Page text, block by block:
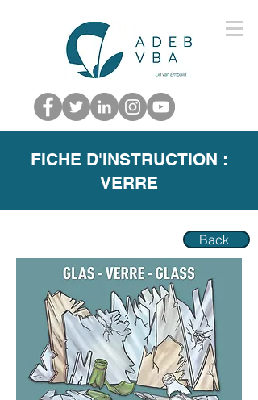
FICHE D'INSTRUCTION :
VERRE
Back